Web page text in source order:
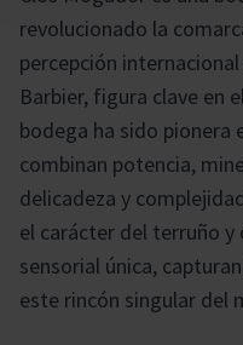
revolucionado la
percepción
Barbier, figura clave en
bodega ha sido pionera
combinan potencia,
delicadeza y
el carácter del terruño y
sensorial única,
este rincón singular del